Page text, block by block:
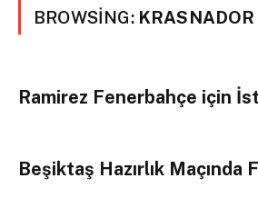
BROWSING: KRASNADOR
Ramirez Fenerbahçe için
Beşiktaş Hazırlık Maçında